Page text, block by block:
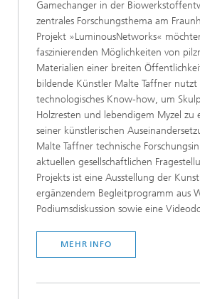
Gamechanger in der
zentrales Forschungsthema am
Projekt »LuminousNetworks«
faszinierenden Möglichkeiten von
Materialien einer breiten
bildende Künstler Malte Taffner nutzt
technologisches Know-how, um
Holzresten und lebendigem Myzel zu
seiner künstlerischen
Malte Taffner technische
aktuellen gesellschaftlichen
Projekts ist eine Ausstellung der
ergänzendem Begleitprogramm aus
Podiumsdiskussion sowie eine
MEHR INFO